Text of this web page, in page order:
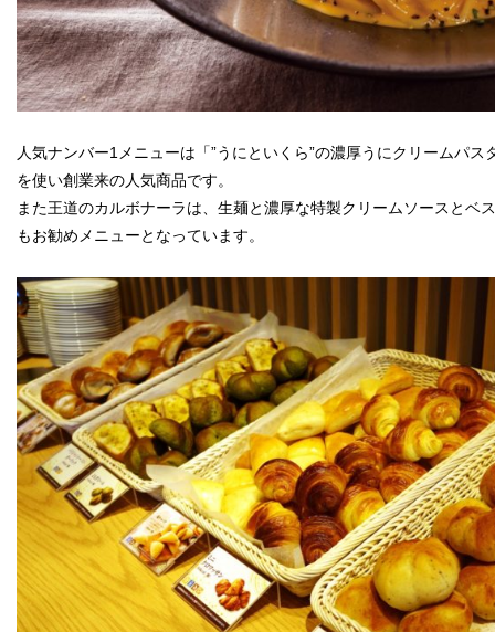
人気ナンバー1メニューは「”うにといくら”の濃厚うにクリームパ
を使い創業来の人気商品です。
また王道のカルボナーラは、生麺と濃厚な特製クリームソースとベ
もお勧めメニューとなっています。